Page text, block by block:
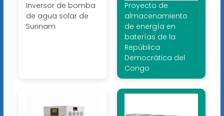
Inversor de bomba
de agua solar de
Surinam
Proyecto de
almacenamiento
de energía en
baterías de la
República
Democrática del
Congo